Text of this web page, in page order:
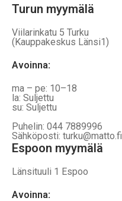
Turun myymälä
Viilarinkatu 5 Turku
(Kauppakeskus Länsi1)
Avoinna:
ma – pe: 10–18
la: Suljettu
su: Suljettu
Puhelin: 044 7889996
Sähköposti: turku@matto.fi
Espoon myymälä
Länsituuli 1 Espoo
Avoinna: